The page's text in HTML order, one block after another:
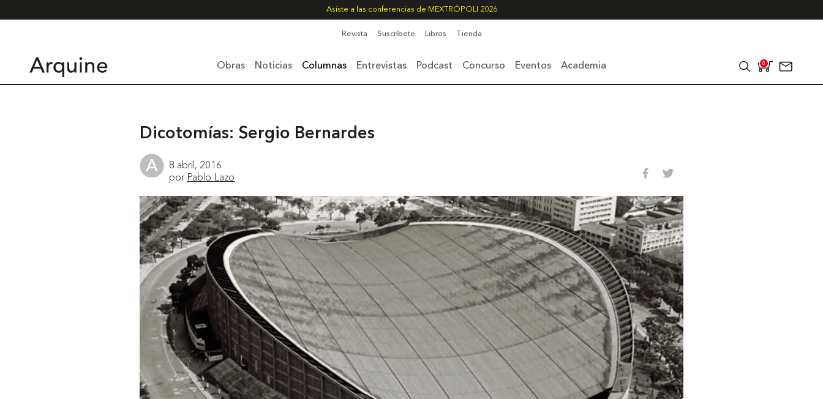
Asiste a las conferencias de MEXTRÓPOLI 2026
Revista Suscríbete Libros Tienda
Obras Noticias Columnas Entrevistas Podcast Concurso Eventos Academia 0
Dicotomías: Sergio Bernardes
8 abril, 2016
por Pablo Lazo